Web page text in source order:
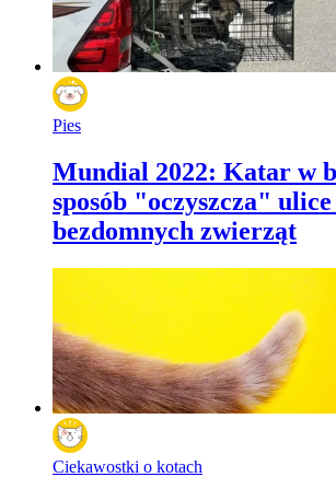
Pies
Mundial 2022: Katar w
sposób "oczyszcza" ulice
bezdomnych zwierząt
Ciekawostki o kotach